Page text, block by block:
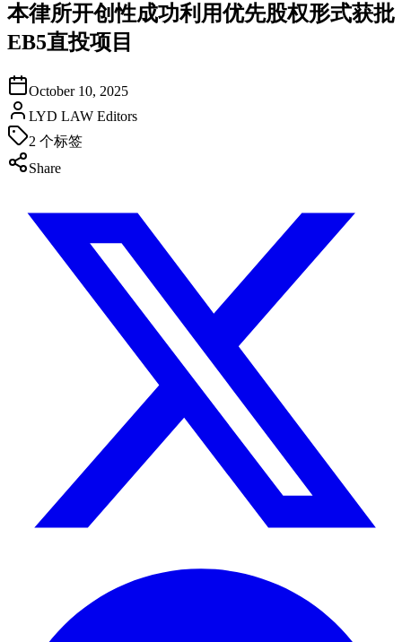
本律所开创性成功利用优先股权形式获批
EB5直投项目
October 10, 2025
LYD LAW Editors
2 个标签
Share